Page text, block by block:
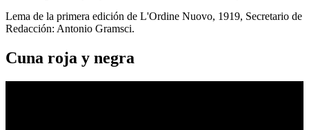
Lema de la primera edición de L'Ordine Nuovo, 1919, Secretario de
Redacción: Antonio Gramsci.
Cuna roja y negra